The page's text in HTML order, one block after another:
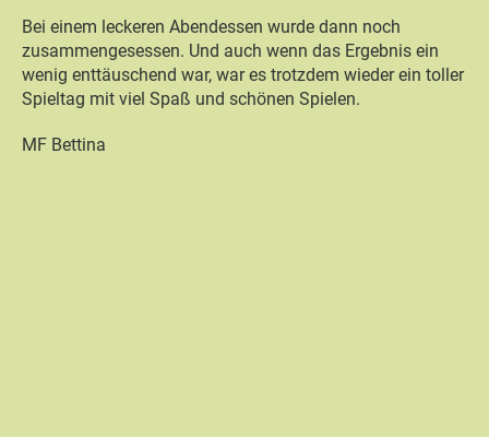
Bei einem leckeren Abendessen wurde dann noch
zusammengesessen. Und auch wenn das Ergebnis ein
wenig enttäuschend war, war es trotzdem wieder ein toller
Spieltag mit viel Spaß und schönen Spielen.
MF Bettina